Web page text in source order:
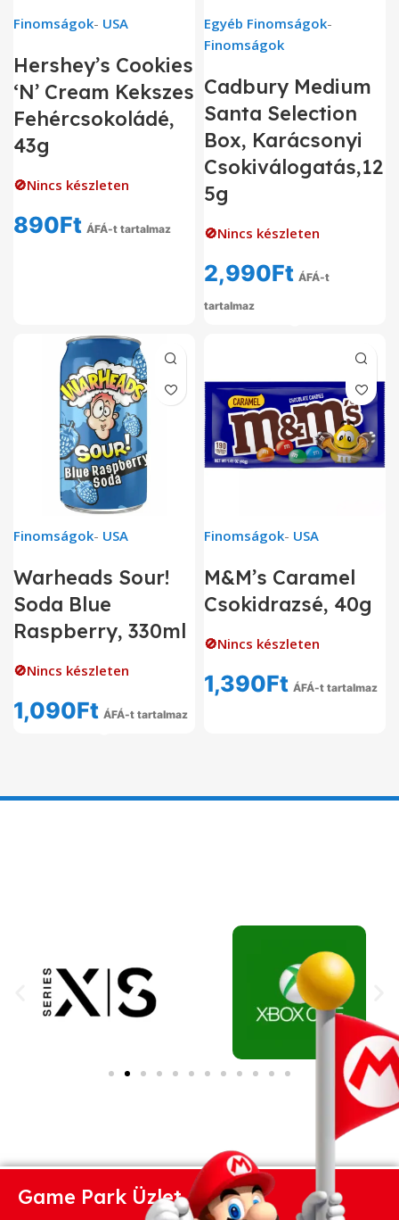
Finomságok- USA
Hershey’s Cookies
‘N’ Cream Kekszes
Fehércsokoládé,
43g
🚫Nincs készleten
890Ft ÁFÁ-t tartalmaz
Egyéb Finomságok-
Finomságok
Cadbury Medium
Santa Selection
Box, Karácsonyi
Csokiválogatás,12
5g
🚫Nincs készleten
2,990Ft ÁFÁ-t
tartalmaz
Finomságok- USA
Warheads Sour!
Soda Blue
Raspberry, 330ml
🚫Nincs készleten
1,090Ft ÁFÁ-t tartalmaz
Finomságok- USA
M&M’s Caramel
Csokidrazsé, 40g
🚫Nincs készleten
1,390Ft ÁFÁ-t tartalmaz
Game Park Üzlet